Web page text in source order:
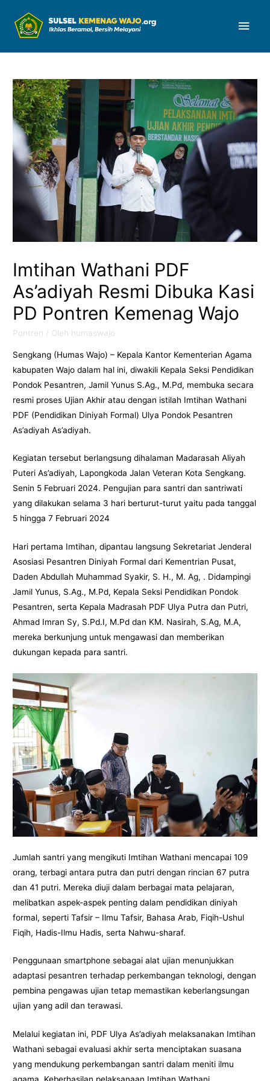
Imtihan Wathani PDF
As’adiyah Resmi Dibuka Kasi
PD Pontren Kemenag Wajo
Pontren / Oleh humaswajo
Sengkang (Humas Wajo) – Kepala Kantor Kementerian Agama
kabupaten Wajo dalam hal ini, diwakili Kepala Seksi Pendidikan
Pondok Pesantren, Jamil Yunus S.Ag., M.Pd, membuka secara
resmi proses Ujian Akhir atau dengan istilah Imtihan Wathani
PDF (Pendidikan Diniyah Formal) Ulya Pondok Pesantren
As’adiyah As’adiyah.
Kegiatan tersebut berlangsung dihalaman Madarasah Aliyah
Puteri As’adiyah, Lapongkoda Jalan Veteran Kota Sengkang.
Senin 5 Februari 2024. Pengujian para santri dan santriwati
yang dilakukan selama 3 hari berturut-turut yaitu pada tanggal
5 hingga 7 Februari 2024
Hari pertama Imtihan, dipantau langsung Sekretariat Jenderal
Asosiasi Pesantren Diniyah Formal dari Kementrian Pusat,
Daden Abdullah Muhammad Syakir, S. H., M. Ag, . Didampingi
Jamil Yunus, S.Ag., M.Pd, Kepala Seksi Pendidikan Pondok
Pesantren, serta Kepala Madrasah PDF Ulya Putra dan Putri,
Ahmad Imran Sy, S.Pd.I, M.Pd dan KM. Nasirah, S.Ag, M.A,
mereka berkunjung untuk mengawasi dan memberikan
dukungan kepada para santri.
Jumlah santri yang mengikuti Imtihan Wathani mencapai 109
orang, terbagi antara putra dan putri dengan rincian 67 putra
dan 41 putri. Mereka diuji dalam berbagai mata pelajaran,
melibatkan aspek-aspek penting dalam pendidikan diniyah
formal, seperti Tafsir – Ilmu Tafsir, Bahasa Arab, Fiqih-Ushul
Fiqih, Hadis-Ilmu Hadis, serta Nahwu-sharaf.
Penggunaan smartphone sebagai alat ujian menunjukkan
adaptasi pesantren terhadap perkembangan teknologi, dengan
pembina pengawas ujian tetap memastikan keberlangsungan
ujian yang adil dan terawasi.
Melalui kegiatan ini, PDF Ulya As’adiyah melaksanakan Imtihan
Wathani sebagai evaluasi akhir serta menciptakan suasana
yang mendukung perkembangan santri dalam meniti ilmu